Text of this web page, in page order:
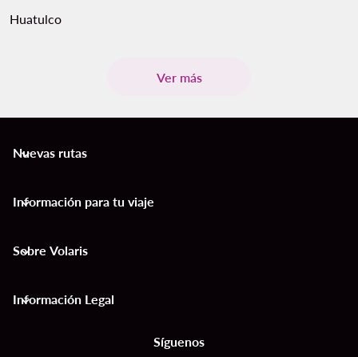
Huatulco
Ver más
Nuevas rutas
keyboard_arrow_down
Información para tu viaje
keyboard_arrow_down
Sobre Volaris
keyboard_arrow_down
Información Legal
keyboard_arrow_down
Síguenos